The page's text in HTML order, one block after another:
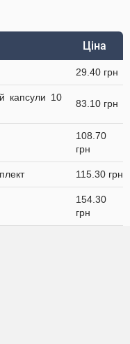
Ціна
29.40 грн
капсули 10
83.10 грн
108.70
грн
115.30 грн
154.30
грн